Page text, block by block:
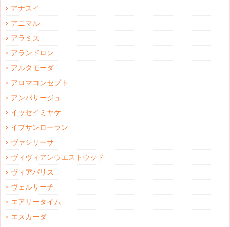
アナスイ
アニマル
アラミス
アランドロン
アルタモーダ
アロマコンセプト
アンパサージュ
イッセイミヤケ
イブサンローラン
ヴァシリーサ
ヴィヴィアンウエストウッド
ヴィアパリス
ヴェルサーチ
エアリータイム
エスカーダ